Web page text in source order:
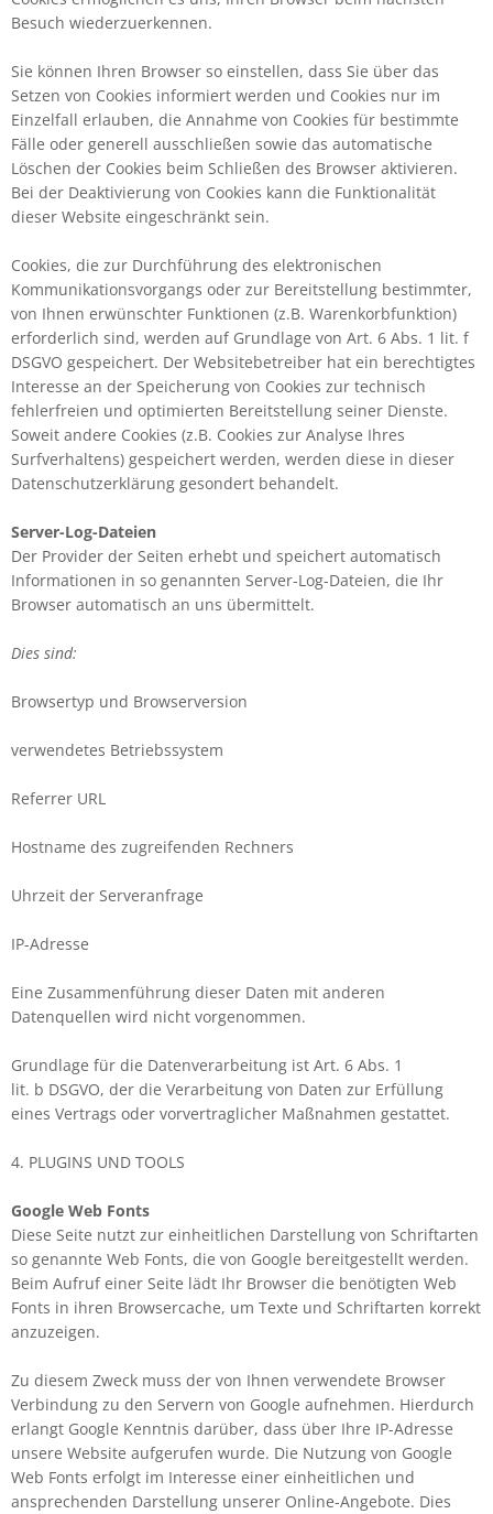
Besuch wiederzuerkennen.
Sie können Ihren Browser so einstellen, dass Sie über das
Setzen von Cookies informiert werden und Cookies nur im
Einzelfall erlauben, die Annahme von Cookies für bestimmte
Fälle oder generell ausschließen sowie das automatische
Löschen der Cookies beim Schließen des Browser aktivieren.
Bei der Deaktivierung von Cookies kann die Funktionalität
dieser Website eingeschränkt sein.
Cookies, die zur Durchführung des elektronischen
Kommunikationsvorgangs oder zur Bereitstellung bestimmter,
von Ihnen erwünschter Funktionen (z.B. Warenkorbfunktion)
erforderlich sind, werden auf Grundlage von Art. 6 Abs. 1 lit. f
DSGVO gespeichert. Der Websitebetreiber hat ein berechtigtes
Interesse an der Speicherung von Cookies zur technisch
fehlerfreien und optimierten Bereitstellung seiner Dienste.
Soweit andere Cookies (z.B. Cookies zur Analyse Ihres
Surfverhaltens) gespeichert werden, werden diese in dieser
Datenschutzerklärung gesondert behandelt.
Server-Log-Dateien
Der Provider der Seiten erhebt und speichert automatisch
Informationen in so genannten Server-Log-Dateien, die Ihr
Browser automatisch an uns übermittelt.
Dies sind:
Browsertyp und Browserversion
verwendetes Betriebssystem
Referrer URL
Hostname des zugreifenden Rechners
Uhrzeit der Serveranfrage
IP-Adresse
Eine Zusammenführung dieser Daten mit anderen
Datenquellen wird nicht vorgenommen.
Grundlage für die Datenverarbeitung ist Art. 6 Abs. 1
lit. b DSGVO, der die Verarbeitung von Daten zur Erfüllung
eines Vertrags oder vorvertraglicher Maßnahmen gestattet.
4. PLUGINS UND TOOLS
Google Web Fonts
Diese Seite nutzt zur einheitlichen Darstellung von Schriftarten
so genannte Web Fonts, die von Google bereitgestellt werden.
Beim Aufruf einer Seite lädt Ihr Browser die benötigten Web
Fonts in ihren Browsercache, um Texte und Schriftarten korrekt
anzuzeigen.
Zu diesem Zweck muss der von Ihnen verwendete Browser
Verbindung zu den Servern von Google aufnehmen. Hierdurch
erlangt Google Kenntnis darüber, dass über Ihre IP-Adresse
unsere Website aufgerufen wurde. Die Nutzung von Google
Web Fonts erfolgt im Interesse einer einheitlichen und
ansprechenden Darstellung unserer Online-Angebote. Dies